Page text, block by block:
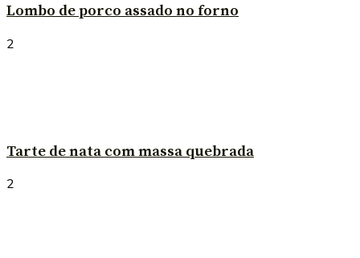
Lombo de porco assado no forno
2
Tarte de nata com massa quebrada
2